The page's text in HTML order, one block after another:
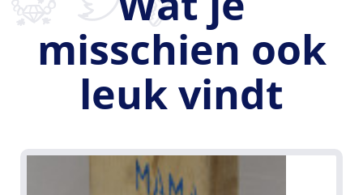
misschien ook
leuk vindt